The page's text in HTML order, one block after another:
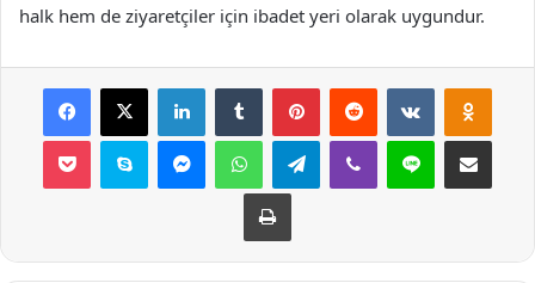
halk hem de ziyaretçiler için ibadet yeri olarak uygundur.
Facebook
X LinkedInTumblr PinterestReddit VKontakte
Pocket Skype MessengerWhatsAppTelegramViber Line E-Posta ile
Yazdır